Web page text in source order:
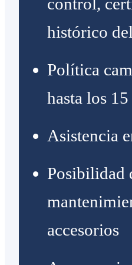
control,
histórico
Política
hasta los
Asistencia
Posibilidad
accesorios